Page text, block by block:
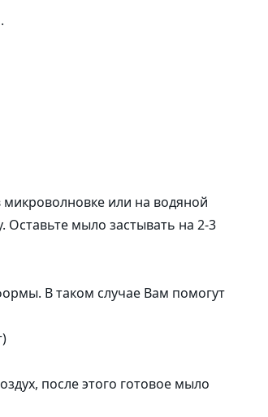
или на водяной
мыло застывать на 2-3
В таком случае Вам помогут
после этого готовое мыло